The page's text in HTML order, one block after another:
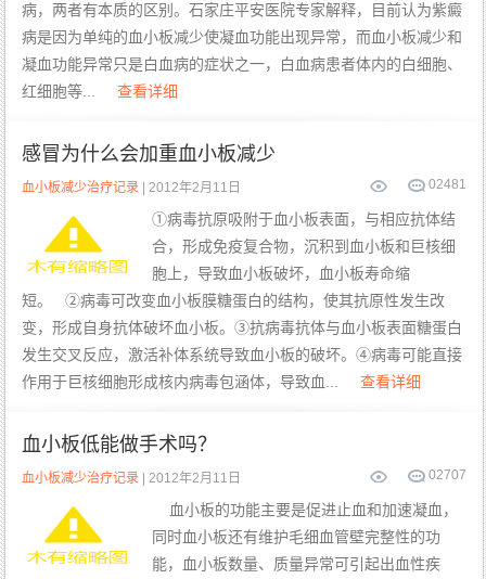
病，两者有本质的区别。石家庄平安医院专家解释，目前认为紫癜
病是因为单纯的血小板减少使凝血功能出现异常，而血小板减少和
凝血功能异常只是白血病的症状之一，白血病患者体内的白细胞、
红细胞等...
查看详细
感冒为什么会加重血小板减少
2481
0
血小板减少治疗记录 | 2012年2月11日
①病毒抗原吸附于血小板表面，与相应抗体结
合，形成免疫复合物，沉积到血小板和巨核细
胞上，导致血小板破坏，血小板寿命缩
短。 ②病毒可改变血小板膜糖蛋白的结构，使其抗原性发生改
变，形成自身抗体破坏血小板。③抗病毒抗体与血小板表面糖蛋白
发生交叉反应，激活补体系统导致血小板的破坏。④病毒可能直接
作用于巨核细胞形成核内病毒包涵体，导致血...
查看详细
血小板低能做手术吗？
2707
0
血小板减少治疗记录 | 2012年2月11日
血小板的功能主要是促进止血和加速凝血，
同时血小板还有维护毛细血管壁完整性的功
能，血小板数量、质量异常可引起出血性疾